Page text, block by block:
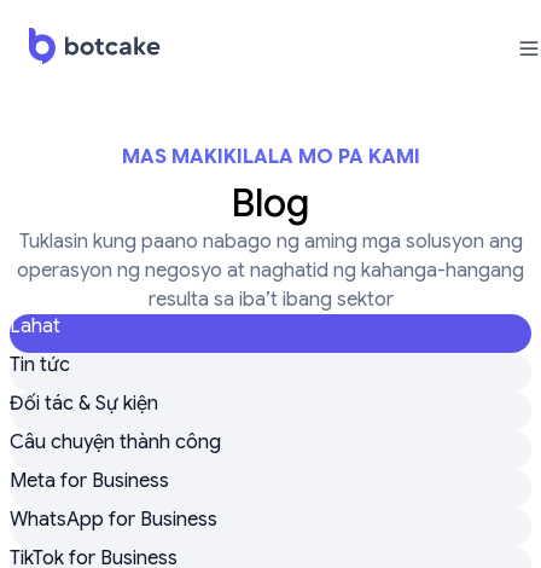
MAS MAKIKILALA MO PA KAMI
Blog
Tuklasin kung paano nabago ng aming mga solusyon ang
operasyon ng negosyo at naghatid ng kahanga-hangang
resulta sa iba’t ibang sektor
Lahat
Tin tức
Đối tác & Sự kiện
Câu chuyện thành công
Meta for Business
WhatsApp for Business
TikTok for Business